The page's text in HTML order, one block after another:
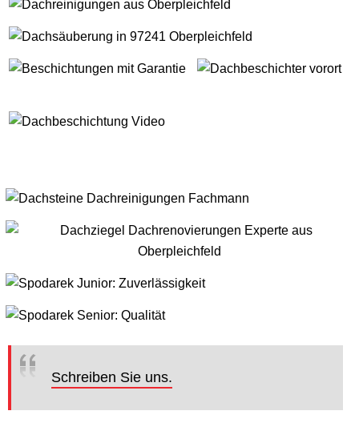
Schreiben Sie uns.